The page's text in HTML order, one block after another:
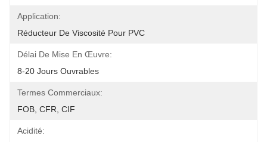
Application:
Réducteur De Viscosité Pour PVC
Délai De Mise En Œuvre:
8-20 Jours Ouvrables
Termes Commerciaux:
FOB, CFR, CIF
Acidité: